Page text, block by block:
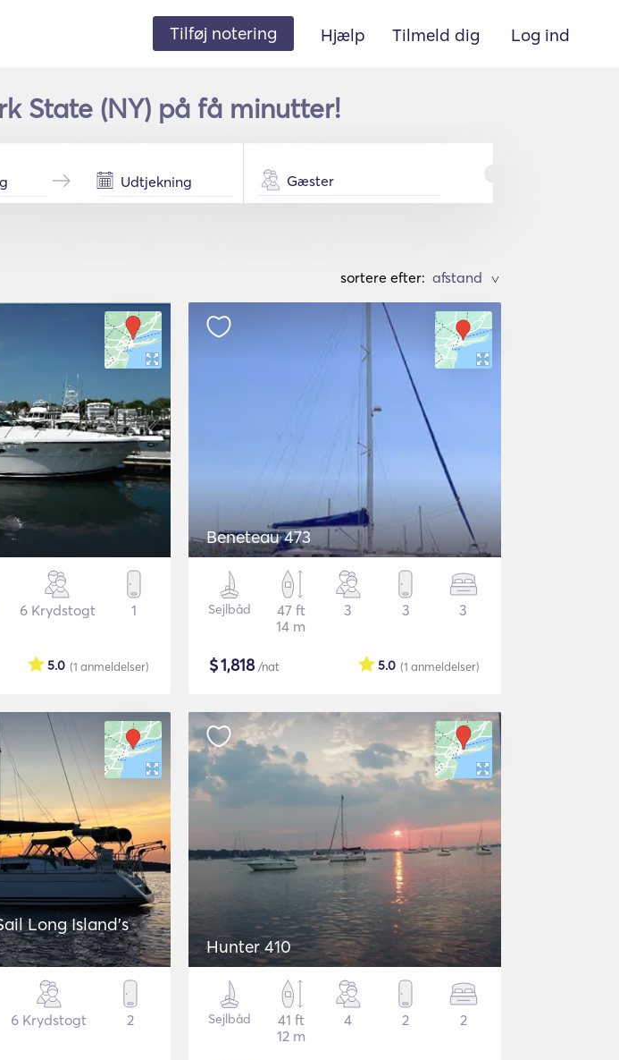
Tilføj notering Hjælp Tilmeld dig Log ind
State (NY) på få minutter!
Gæster
sortere efter: >
6 Krydstogt 1
(1 anmeldelser)
5.0
Beneteau 473
Sejlbåd
47 ft
14 m
3 3 3
$1,818/nat (1 anmeldelser)
5.0
Long Island's
6 Krydstogt 2
Hunter 410
Sejlbåd
41 ft
12 m
4 2 2